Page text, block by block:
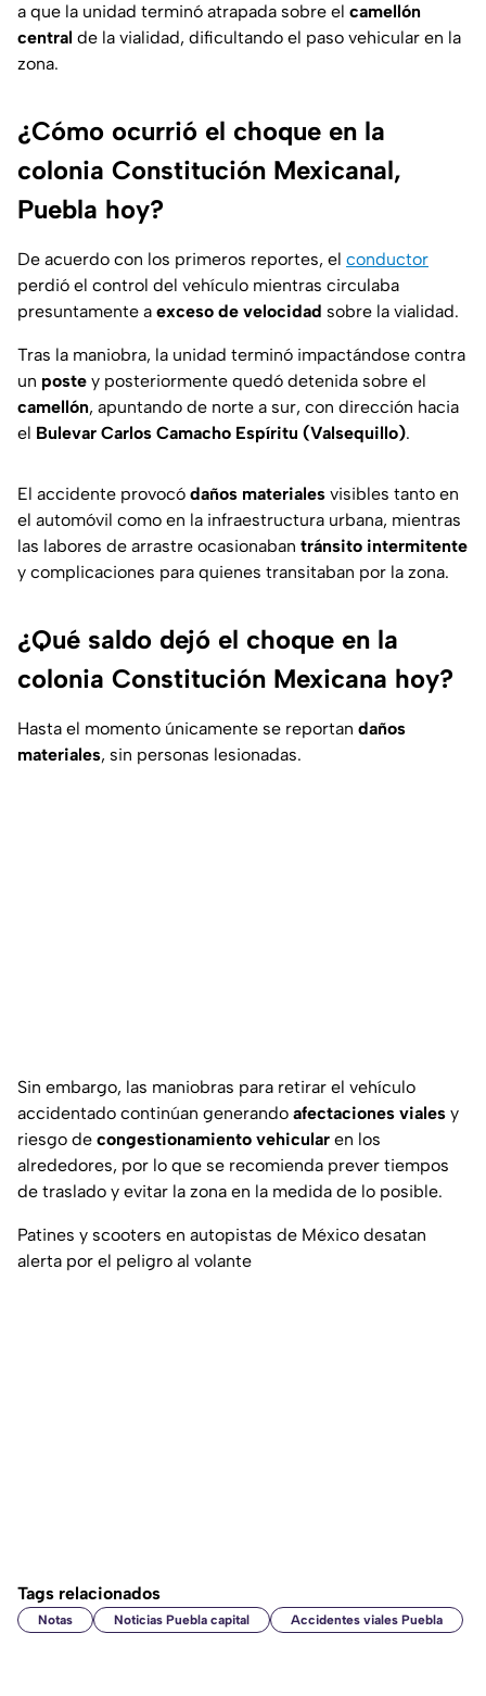
a que la unidad terminó atrapada sobre el camellón
central de la vialidad, dificultando el paso vehicular en la
zona.
¿Cómo ocurrió el choque en la
colonia Constitución Mexicanal,
Puebla hoy?
De acuerdo con los primeros reportes, el conductor
perdió el control del vehículo mientras circulaba
presuntamente a exceso de velocidad sobre la vialidad.
Tras la maniobra, la unidad terminó impactándose contra
un poste y posteriormente quedó detenida sobre el
camellón, apuntando de norte a sur, con dirección hacia
el Bulevar Carlos Camacho Espíritu (Valsequillo).
El accidente provocó daños materiales visibles tanto en
el automóvil como en la infraestructura urbana, mientras
las labores de arrastre ocasionaban tránsito intermitente
y complicaciones para quienes transitaban por la zona.
¿Qué saldo dejó el choque en la
colonia Constitución Mexicana hoy?
Hasta el momento únicamente se reportan daños
materiales, sin personas lesionadas.
Sin embargo, las maniobras para retirar el vehículo
accidentado continúan generando afectaciones viales y
riesgo de congestionamiento vehicular en los
alrededores, por lo que se recomienda prever tiempos
de traslado y evitar la zona en la medida de lo posible.
Patines y scooters en autopistas de México desatan
alerta por el peligro al volante
Tags relacionados
Notas Noticias Puebla capital Accidentes viales Puebla